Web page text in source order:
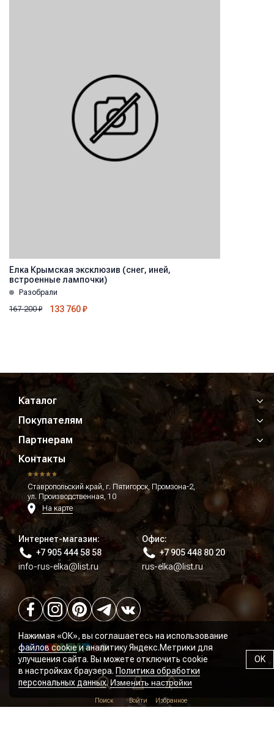
Ёлка Крымская эксклюзив (снег, иней,
встроенные лампочки)
Разобрали
167 200₽ 133 760₽
Каталог
Покупателям
Партнерам
Контакты
Ставропольский край, г. Пятигорск, Промзона-2,
ул. Производственная, 10
На карте
Интернет-магазин:
+7 905 444 58 58
info-rus-elka@list.ru
Офис:
+7 905 448 80 20
rus-elka@list.ru
Пользовательское соглашение
Поиск Войти Избранное
Нажимая «ОК», вы соглашаетесь на использование
файлов cookieи аналитику Яндекс.Метрики для
улучшения сайта. Вы можете отключить cookie
в настройках браузера. Политика обработки
персональных данных.Изменить настройки
OK